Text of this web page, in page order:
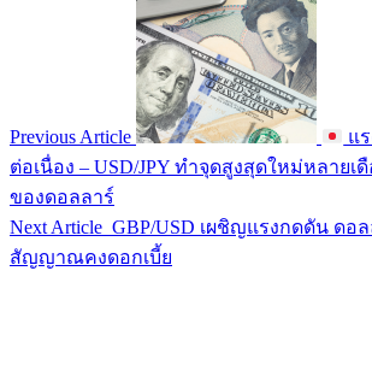
Previous Article
แ
ต่อเนื่อง – USD/JPY ทำจุดสูงสุดใหม่หลาย
ของดอลลาร์
Next Article GBP/USD เผชิญแรงกดดัน ดอ
สัญญาณคงดอกเบี้ย